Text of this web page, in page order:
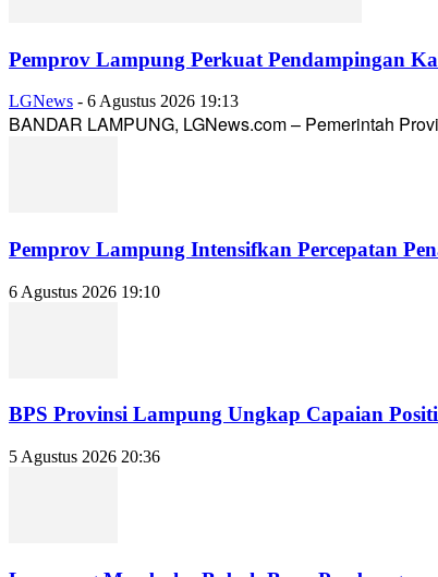
Pemprov Lampung Perkuat Pendampingan
LGNews - 6 Agustus 2026 19:13
BANDAR LAMPUNG, LGNews.com – Pemerintah
Pemprov Lampung Intensifkan Percepatan
6 Agustus 2026 19:10
BPS Provinsi Lampung Ungkap Capaian
5 Agustus 2026 20:36